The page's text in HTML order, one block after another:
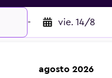
- vie. 14/8
agosto 2026